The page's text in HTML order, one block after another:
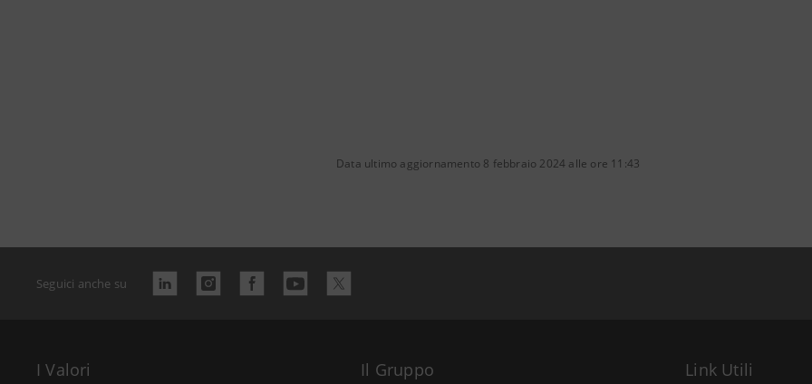
Data ultimo aggiornamento 8 febbraio 2024 alle ore 11:43
Seguici anche su
I Valori Il Gruppo Link Utili